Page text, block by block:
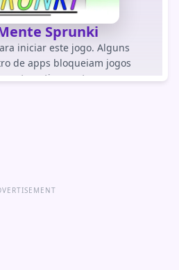
Sprunki
iniciar este jogo. Alguns
de apps bloqueiam jogos
automaticamente.